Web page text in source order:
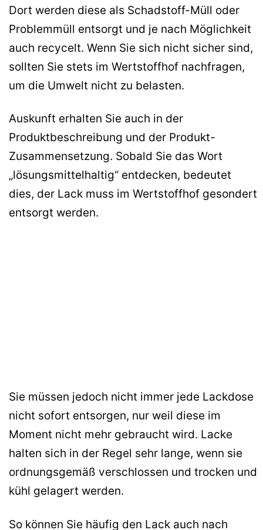
Dort werden diese als Schadstoff-Müll oder
Problemmüll entsorgt und je nach Möglichkeit
auch recycelt. Wenn Sie sich nicht sicher sind,
sollten Sie stets im Wertstoffhof nachfragen,
um die Umwelt nicht zu belasten.
Auskunft erhalten Sie auch in der
Produktbeschreibung und der Produkt-
Zusammensetzung. Sobald Sie das Wort
„lösungsmittelhaltig“ entdecken, bedeutet
dies, der Lack muss im Wertstoffhof gesondert
entsorgt werden.
Sie müssen jedoch nicht immer jede Lackdose
nicht sofort entsorgen, nur weil diese im
Moment nicht mehr gebraucht wird. Lacke
halten sich in der Regel sehr lange, wenn sie
ordnungsgemäß verschlossen und trocken und
kühl gelagert werden.
So können Sie häufig den Lack auch nach